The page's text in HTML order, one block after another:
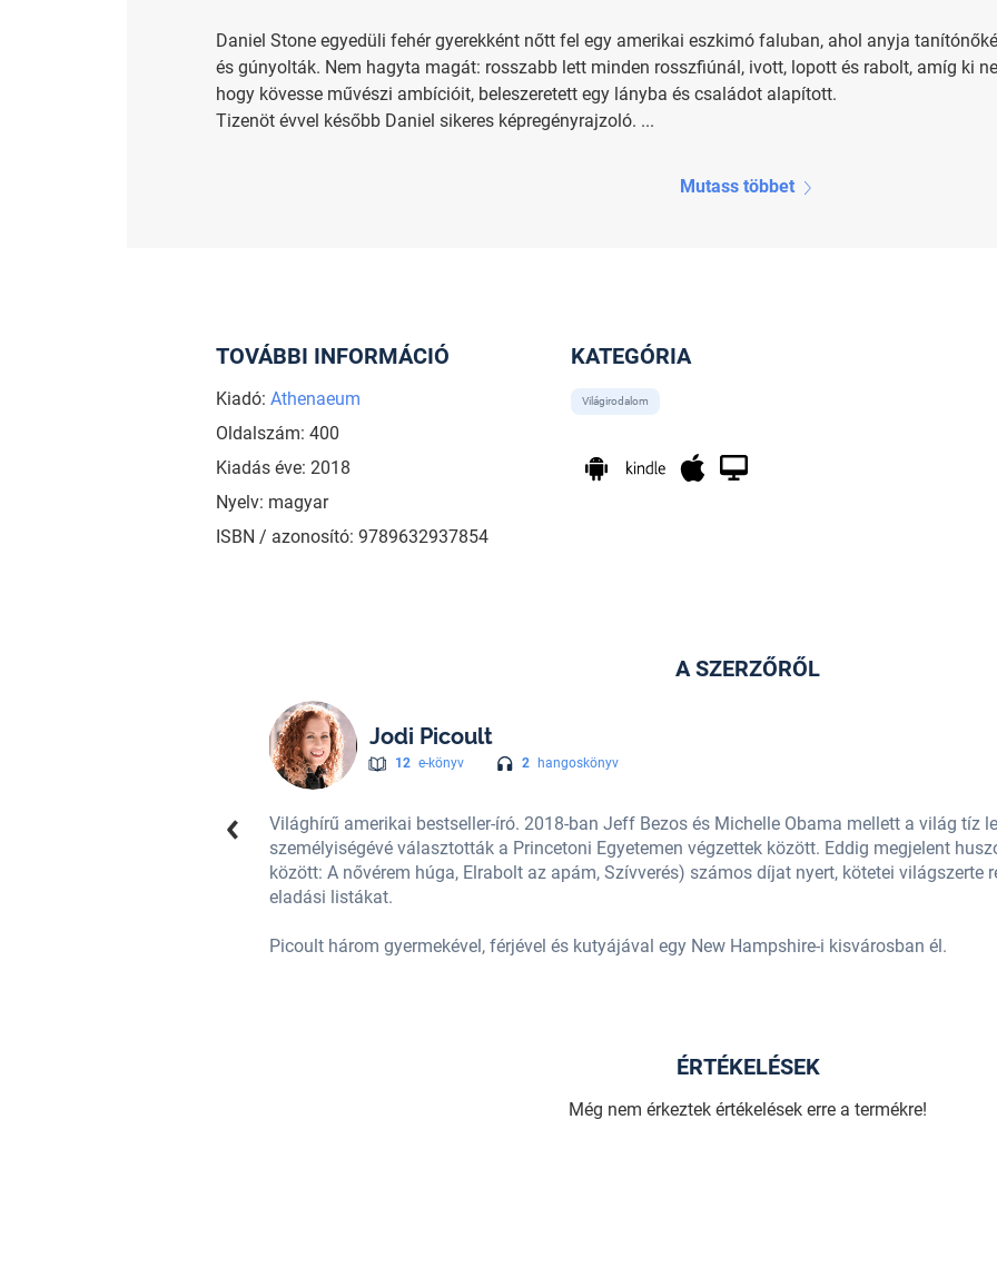
Daniel Stone egyedüli fehér gyerekként nőtt fel egy amerikai eszkimó faluban, ahol anyja
és gúnyolták. Nem hagyta magát: rosszabb lett minden rosszfiúnál, ivott, lopott és rabolt, amíg ki
hogy kövesse művészi ambícióit, beleszeretett egy lányba és családot alapított.
Tizenöt évvel később Daniel sikeres képregényrajzoló. ...
Mutass többet
TOVÁBBI INFORMÁCIÓ
Kiadó: Athenaeum
Oldalszám: 400
Kiadás éve: 2018
Nyelv: magyar
ISBN / azonosító: 9789632937854
KATEGÓRIA
Világirodalom
A SZERZŐRŐL
Jodi Picoult
12 e-könyv 2 hangoskönyv
Világhírű amerikai bestseller-író. 2018-ban Jeff Bezos és Michelle Obama mellett a világ tíz
személyiségévé választották a Princetoni Egyetemen végzettek között. Eddig megjelent
között: A nővérem húga, Elrabolt az apám, Szívverés) számos díjat nyert, kötetei világszerte
eladási listákat.
Picoult három gyermekével, férjével és kutyájával egy New Hampshire-i kisvárosban él.
ÉRTÉKELÉSEK
Még nem érkeztek értékelések erre a termékre!